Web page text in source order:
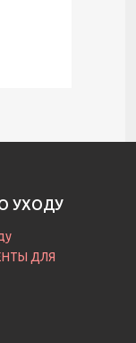
УХОДУ
ДЛЯ